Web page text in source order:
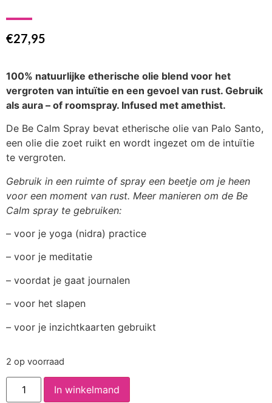
€27,95
100% natuurlijke etherische olie blend voor het
vergroten van intuïtie en een gevoel van rust. Gebruik
als aura – of roomspray. Infused met amethist.
De Be Calm Spray bevat etherische olie van Palo Santo,
een olie die zoet ruikt en wordt ingezet om de intuïtie
te vergroten.
Gebruik in een ruimte of spray een beetje om je heen
voor een moment van rust. Meer manieren om de Be
Calm spray te gebruiken:
– voor je yoga (nidra) practice
– voor je meditatie
– voordat je gaat journalen
– voor het slapen
– voor je inzichtkaarten gebruikt
2 op voorraad
In winkelmand